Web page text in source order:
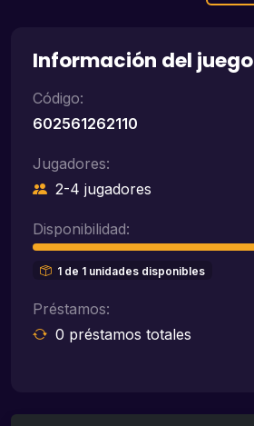
Información del juego
Código:
602561262110
Jugadores:
2-4 jugadores
Disponibilidad:
1 de 1 unidades disponibles
Préstamos:
0 préstamos totales